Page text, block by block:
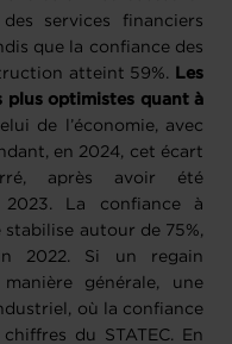
services financiers
que la confiance des
atteint 59%.
Les
plus optimistes quant à
de l’économie, avec
en 2024, cet écart
après avoir été
2023. La confiance à
stabilise autour de 75%,
2022. Si un regain
générale, une
où la confiance
du STATEC. En